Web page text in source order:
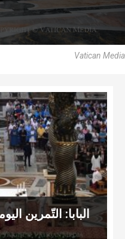
Vatican Media
البابا: التّمرين